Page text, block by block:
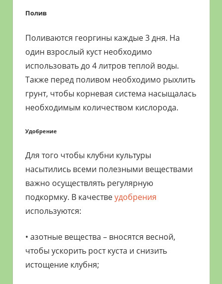
Полив
Поливаются георгины каждые 3 дня. На
один взрослый куст необходимо
использовать до 4 литров теплой воды.
Также перед поливом необходимо рыхлить
грунт, чтобы корневая система насыщалась
необходимым количеством кислорода.
Удобрение
Для того чтобы клубни культуры
насытились всеми полезными веществами
важно осуществлять регулярную
подкормку. В качествеудобрения
используются:
• азотные вещества – вносятся весной,
чтобы ускорить рост куста и снизить
истощение клубня;